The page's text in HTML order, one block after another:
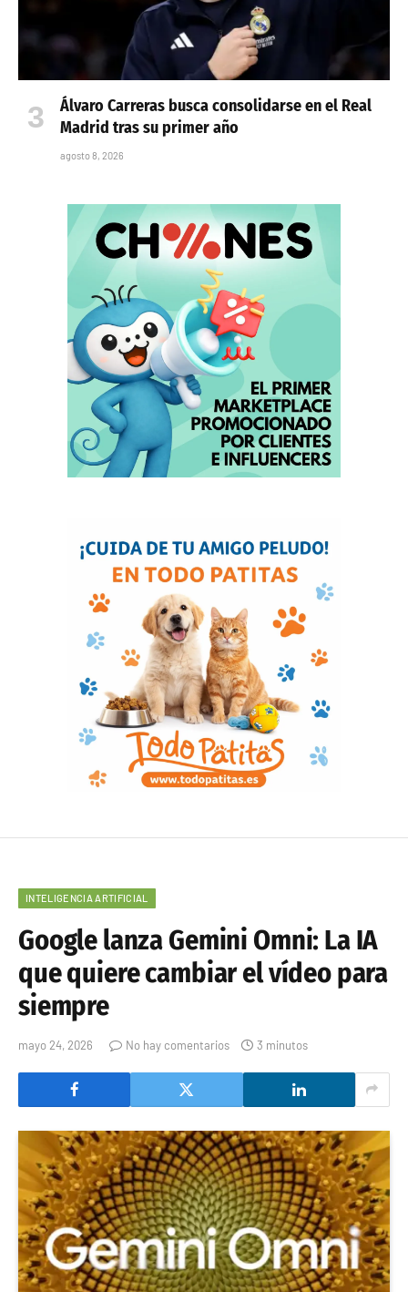
Álvaro Carreras busca consolidarse en el Real
Madrid tras su primer año
agosto 8, 2026
INTELIGENCIA ARTIFICIAL
Google lanza Gemini Omni: La IA
que quiere cambiar el vídeo para
siempre
mayo 24, 2026 No hay comentarios 3 minutos